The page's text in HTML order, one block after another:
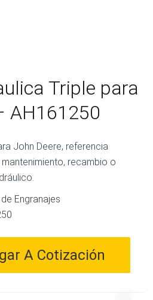
Triple para
AH161250
John Deere, referencia
recambio o
Engranajes
A Cotización